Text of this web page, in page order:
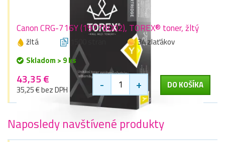
Canon CRG-716Y (1977B002), TOREX® toner, žltý
žltá 1500 stran
34 zlaťákov
Skladom > 9 ks
43,35 €
35,25 € bez DPH - + DO KOŠÍKA
Naposledy navštívené produkty